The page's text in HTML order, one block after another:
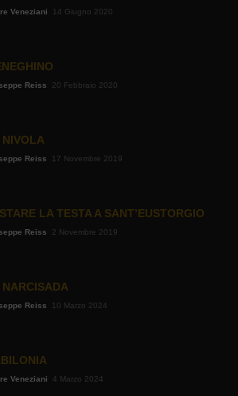
Veneziani 14 Giugno 2020
Reiss 20 Febbraio 2020
NIVOLA
Reiss 17 Novembre 2019
LA TESTA A SANT’EUSTORGIO
Reiss 2 Novembre 2019
NARCISADA
Reiss 10 Marzo 2024
Veneziani 4 Marzo 2024